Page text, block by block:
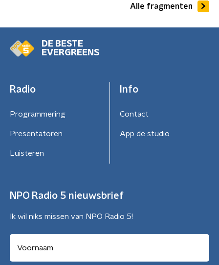
Alle fragmenten
DE BESTE
EVERGREENS
Radio
Programmering
Presentatoren
Luisteren
Info
Contact
App de studio
NPO Radio 5 nieuwsbrief
Ik wil niks missen van NPO Radio 5!